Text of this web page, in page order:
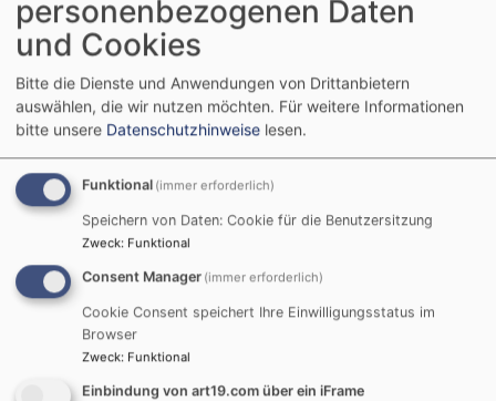
Eröffnung der
Toilette in St.
Helena
Am 12. Juni 2016 wurde, nach langer Planungs- und
Bauzeit, das neue Klohäuschen in St. Helena im
Kirchgarten eröffnet.
personenbezogenen Daten
und Cookies
Bitte die Dienste und Anwendungen von Drittanbietern
auswählen, die wir nutzen möchten. Für weitere Informationen
bitte unsere Datenschutzhinweise lesen.
Funktional (immer erforderlich)
Speichern von Daten: Cookie für die Benutzersitzung
Zweck: Funktional
Consent Manager (immer erforderlich)
Cookie Consent speichert Ihre Einwilligungsstatus im
Browser
Zweck: Funktional
Einbindung von art19.com über ein iFrame